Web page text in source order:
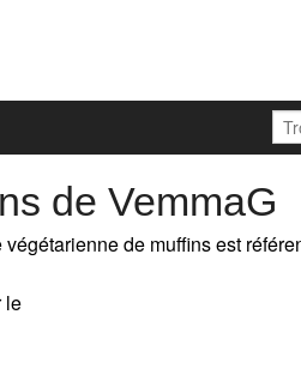
de VemmaG
végétarienne de muffins est
le